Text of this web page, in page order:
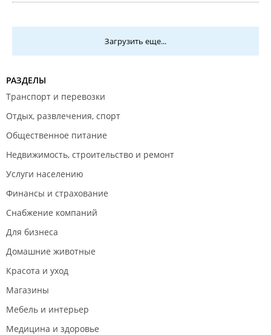
оставив там 3500 ...Лохотрон ...Не рекомендую...
Загрузить еще...
РАЗДЕЛЫ
Транспорт и перевозки
Отдых, развлечения, спорт
Общественное питание
Недвижимость, строительство и ремонт
Услуги населению
Финансы и страхование
Снабжение компаний
Для бизнеса
Домашние животные
Красота и уход
Магазины
Мебель и интерьер
Медицина и здоровье